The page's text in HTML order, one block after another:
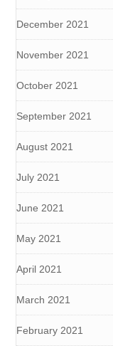
December 2021
November 2021
October 2021
September 2021
August 2021
July 2021
June 2021
May 2021
April 2021
March 2021
February 2021